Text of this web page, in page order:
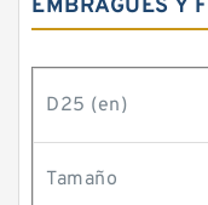
EMBRAGUES Y
D25 (en)
Tamaño